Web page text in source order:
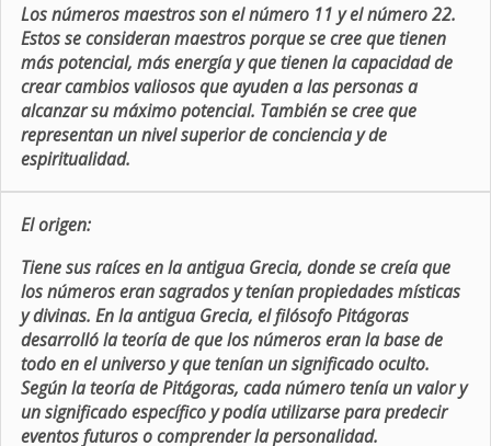
Los números maestros son el número 11 y el número 22.
Estos se consideran maestros porque se cree que tienen
más potencial, más energía y que tienen la capacidad de
crear cambios valiosos que ayuden a las personas a
alcanzar su máximo potencial. También se cree que
representan un nivel superior de conciencia y de
espiritualidad.
El origen:
Tiene sus raíces en la antigua Grecia, donde se creía que
los números eran sagrados y tenían propiedades místicas
y divinas. En la antigua Grecia, el filósofo Pitágoras
desarrolló la teoría de que los números eran la base de
todo en el universo y que tenían un significado oculto.
Según la teoría de Pitágoras, cada número tenía un valor y
un significado específico y podía utilizarse para predecir
eventos futuros o comprender la personalidad.